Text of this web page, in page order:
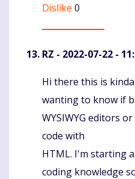
Dislike 0
RZ - 2022-07-22 -
Komentaras
Hi there this is
wanting to know if
WYSIWYG editors
code with
HTML. I'm starting
coding knowledge